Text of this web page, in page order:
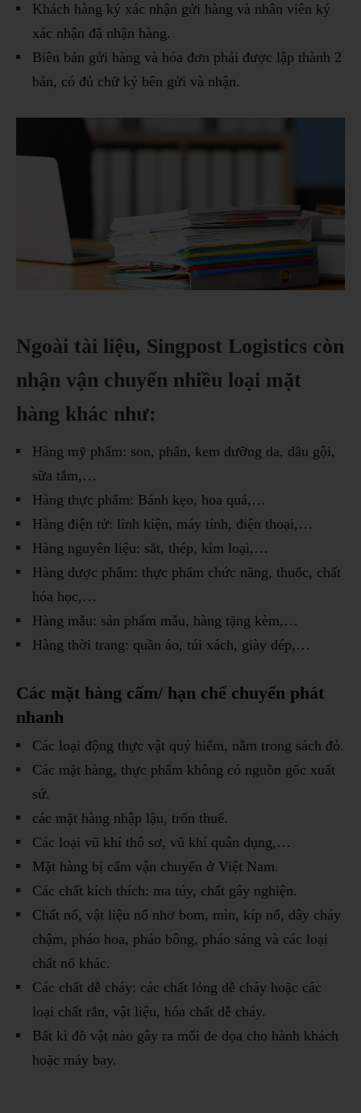
Khách hàng ký xác nhận gửi hàng và nhân viên ký
xác nhận đã nhận hàng.
Biên bản gửi hàng và hóa đơn phải được lập thành 2
bản, có đủ chữ ký bên gửi và nhận.
Ngoài tài liệu, Singpost Logistics còn
nhận vận chuyển nhiều loại mặt
hàng khác như:
Hàng mỹ phẩm: son, phấn, kem dưỡng da, dầu gội,
sữa tắm,…
Hàng thực phẩm: Bánh kẹo, hoa quả,…
Hàng điện tử: linh kiện, máy tính, điện thoại,…
Hàng nguyên liệu: sắt, thép, kim loại,…
Hàng dược phẩm: thực phẩm chức năng, thuốc, chất
hóa học,…
Hàng mẫu: sản phẩm mẫu, hàng tặng kèm,…
Hàng thời trang: quần áo, túi xách, giày dép,…
Các mặt hàng cấm/ hạn chế chuyển phát
nhanh
Các loại động thực vật quý hiếm, nằm trong sách đỏ.
Các mặt hàng, thực phẩm không có nguồn gốc xuất
sứ.
các mặt hàng nhập lậu, trốn thuế.
Các loại vũ khí thô sơ, vũ khí quân dụng,…
Mặt hàng bị cấm vận chuyển ở Việt Nam.
Các chất kích thích: ma túy, chất gây nghiện.
Chất nổ, vật liệu nổ nhơ bom, mìn, kíp nổ, dây cháy
chậm, pháo hoa, pháo bông, pháo sáng và các loại
chất nổ khác.
Các chất dễ cháy: các chất lỏng dễ cháy hoặc các
loại chất rắn, vật liệu, hóa chất dễ cháy.
Bất kì đồ vật nào gây ra mối đe dọa cho hành khách
hoặc máy bay.